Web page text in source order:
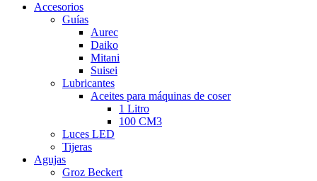
Accesorios
Guías
Aurec
Daiko
Mitani
Suisei
Lubricantes
Aceites para máquinas de coser
1 Litro
100 CM3
Luces LED
Tijeras
Agujas
Groz Beckert